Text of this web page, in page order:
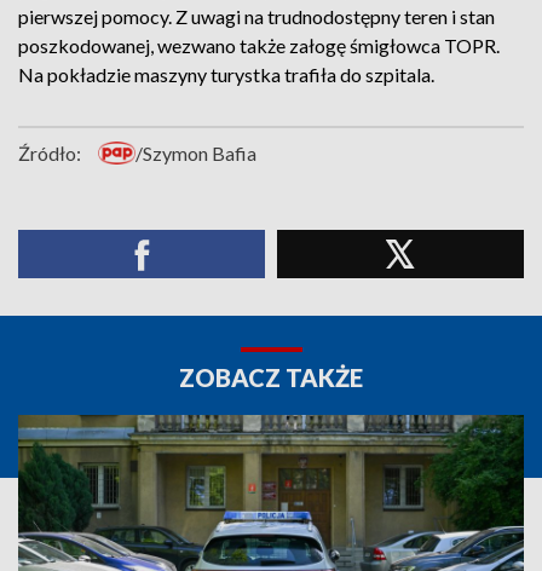
pierwszej pomocy. Z uwagi na trudnodostępny teren i stan
poszkodowanej, wezwano także załogę śmigłowca TOPR.
Na pokładzie maszyny turystka trafiła do szpitala.
Źródło: /Szymon Bafia
ZOBACZ TAKŻE